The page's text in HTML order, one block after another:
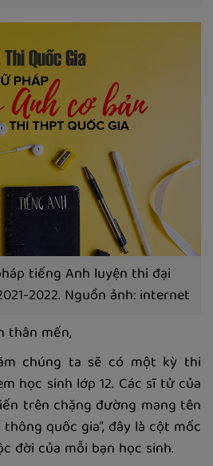
tiếng Anh luyện thi đại
2022. Nguồn ảnh: internet
thân mến,
chúng ta sẽ có một kỳ thi
học sinh lớp 12. Các sĩ tử của
trên chặng đường mang tên
quốc gia”, đây là cột mốc
đời của mỗi bạn học sinh.